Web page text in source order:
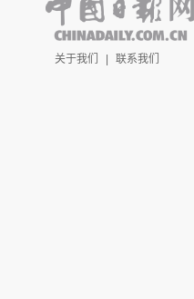
关于我们 联系我们